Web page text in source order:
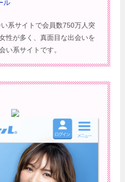
ル
系サイトで会員数750万人突
性が多く、真面目な出会いを
い系サイトです。